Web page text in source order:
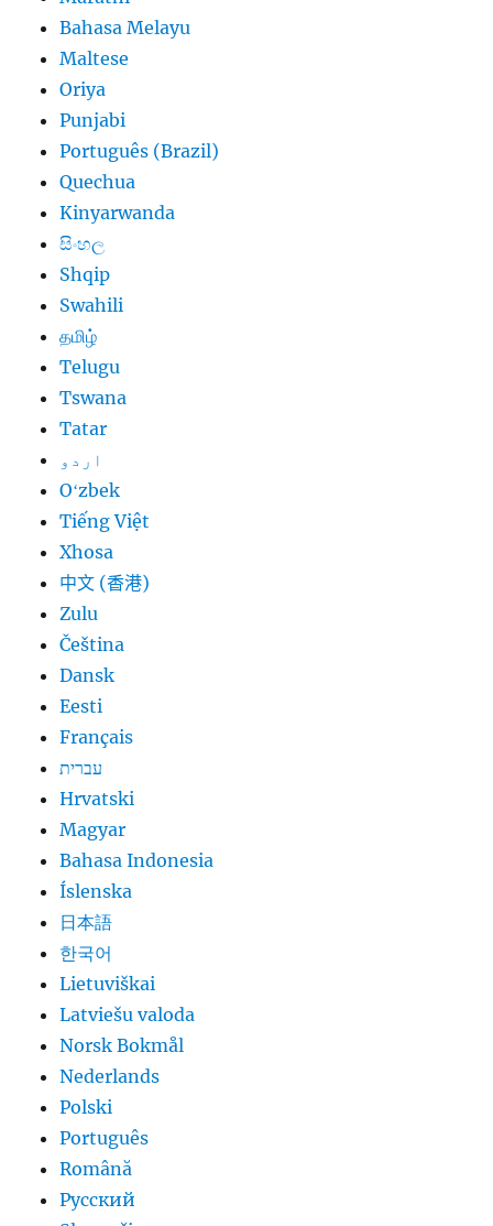
Bahasa Melayu
Maltese
Oriya
Punjabi
Português (Brazil)
Quechua
Kinyarwanda
සිංහල
Shqip
Swahili
தமிழ்
Telugu
Tswana
Tatar
اردو
Oʻzbek
Tiếng Việt
Xhosa
中文 (香港)
Zulu
Čeština
Dansk
Eesti
Français
עברית
Hrvatski
Magyar
Bahasa Indonesia
Íslenska
日本語
한국어
Lietuviškai
Latviešu valoda
Norsk Bokmål
Nederlands
Polski
Português
Română
Русский